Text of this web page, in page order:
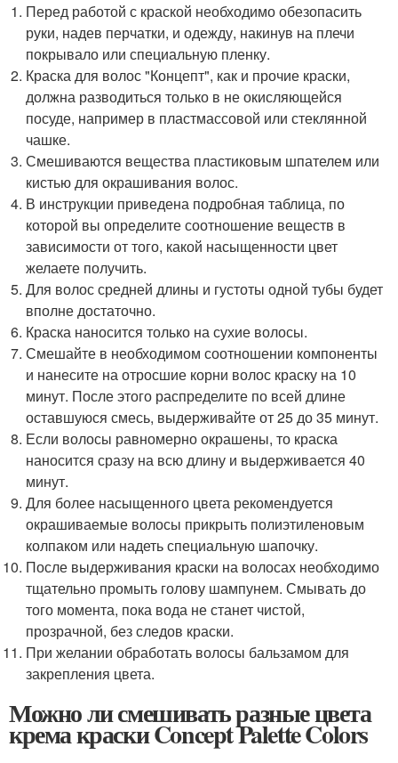
Перед работой с краской необходимо обезопасить
руки, надев перчатки, и одежду, накинув на плечи
покрывало или специальную пленку.
Краска для волос "Концепт", как и прочие краски,
должна разводиться только в не окисляющейся
посуде, например в пластмассовой или стеклянной
чашке.
Смешиваются вещества пластиковым шпателем или
кистью для окрашивания волос.
В инструкции приведена подробная таблица, по
которой вы определите соотношение веществ в
зависимости от того, какой насыщенности цвет
желаете получить.
Для волос средней длины и густоты одной тубы будет
вполне достаточно.
Краска наносится только на сухие волосы.
Смешайте в необходимом соотношении компоненты
и нанесите на отросшие корни волос краску на 10
минут. После этого распределите по всей длине
оставшуюся смесь, выдерживайте от 25 до 35 минут.
Если волосы равномерно окрашены, то краска
наносится сразу на всю длину и выдерживается 40
минут.
Для более насыщенного цвета рекомендуется
окрашиваемые волосы прикрыть полиэтиленовым
колпаком или надеть специальную шапочку.
После выдерживания краски на волосах необходимо
тщательно промыть голову шампунем. Смывать до
того момента, пока вода не станет чистой,
прозрачной, без следов краски.
При желании обработать волосы бальзамом для
закрепления цвета.
Можно ли смешивать разные цвета
крема краски Concept Palette Colors